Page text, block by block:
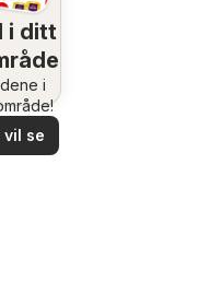
i ditt
i
vil se